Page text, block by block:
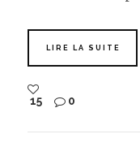
LIRE LA SUITE
15 0